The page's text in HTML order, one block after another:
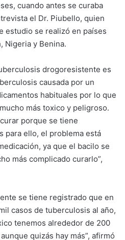
cuando antes se curaba
el Dr. Piubello, quien
estudio se realizó en países
Nigeria y Benina.
drogoresistente es
causada por un
habituales por lo que
más toxico y peligroso.
porque se tiene
para ello, el problema está
ya que el bacilo se
más complicado curarlo”,
se tiene registrado que en
casos de tuberculosis al año,
tenemos alrededor de 200
quizás hay más”, afirmó